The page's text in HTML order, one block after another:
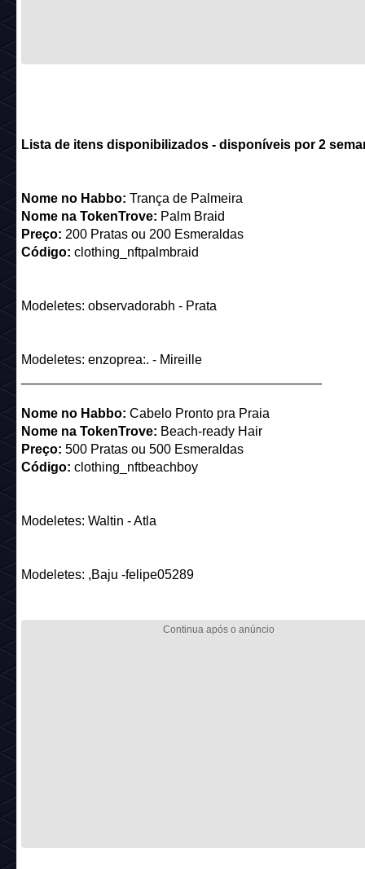
Lista de itens disponibilizados - disponíveis por 2
Preço:200 Pratas ou 200 Esmeraldas
Modeletes: observadorabh - Prata
Modeletes: enzoprea:. - Mireille